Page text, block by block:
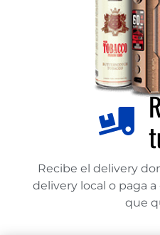
Recibe el delivery
delivery local o paga
que